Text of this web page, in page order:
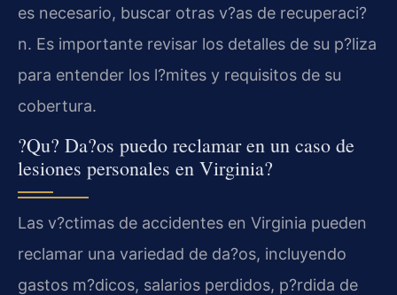
es necesario, buscar otras v?as de recuperaci?
n. Es importante revisar los detalles de su p?liza
para entender los l?mites y requisitos de su
cobertura.
?Qu? Da?os puedo reclamar en un caso de
lesiones personales en Virginia?
Las v?ctimas de accidentes en Virginia pueden
reclamar una variedad de da?os, incluyendo
gastos m?dicos, salarios perdidos, p?rdida de